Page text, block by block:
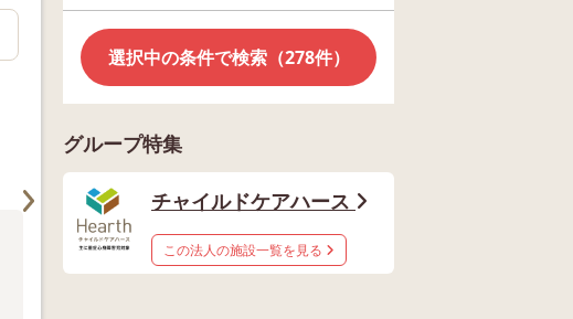
選択中の条件で検索（278件）
グループ特集
チャイルドケアハース
この法人の施設一覧を見る